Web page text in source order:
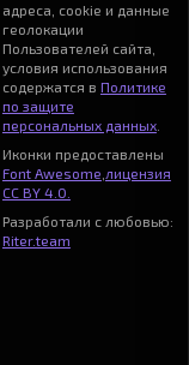
адреса, cookie и данные
геолокации
Пользователей сайта,
условия использования
содержатся в Политике
по защите
персональных данных.
Иконки предоставлены
Font Awesome лицензия
CC BY 4.0.
Разработали с любовью:
Riter.team